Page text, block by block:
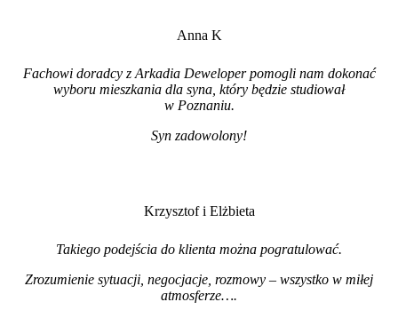
Anna K
Fachowi doradcy z Arkadia Deweloper pomogli nam dokonać
wyboru mieszkania dla syna, który będzie studiował
w Poznaniu.
Syn zadowolony!
Krzysztof i Elżbieta
Takiego podejścia do klienta można pogratulować.
Zrozumienie sytuacji, negocjacje, rozmowy – wszystko w miłej
atmosferze….